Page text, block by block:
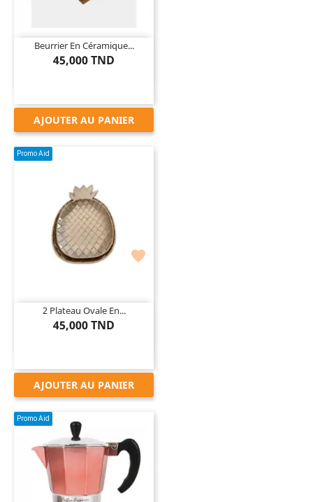
Beurrier En Céramique...
45,000 TND
AJOUTER AU PANIER

Promo Aid
2 Plateau Ovale En...
45,000 TND
AJOUTER AU PANIER
Promo Aid